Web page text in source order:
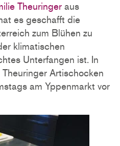
Theuringer aus
es geschafft die
zum Blühen zu
klimatischen
Unterfangen ist. In
Artischocken
am Yppenmarkt vor